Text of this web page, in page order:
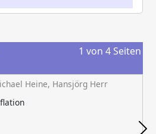
1 von 4 Seiten
Heine, Hansjörg Herr